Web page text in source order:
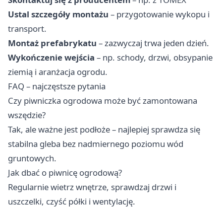
Ustal szczegóły montażu – przygotowanie wykopu i
transport.
Montaż prefabrykatu – zazwyczaj trwa jeden dzień.
Wykończenie wejścia – np. schody, drzwi, obsypanie
ziemią i aranżacja ogrodu.
FAQ – najczęstsze pytania
Czy piwniczka ogrodowa może być zamontowana
wszędzie?
Tak, ale ważne jest podłoże – najlepiej sprawdza się
stabilna gleba bez nadmiernego poziomu wód
gruntowych.
Jak dbać o piwnicę ogrodową?
Regularnie wietrz wnętrze, sprawdzaj drzwi i
uszczelki, czyść półki i wentylację.